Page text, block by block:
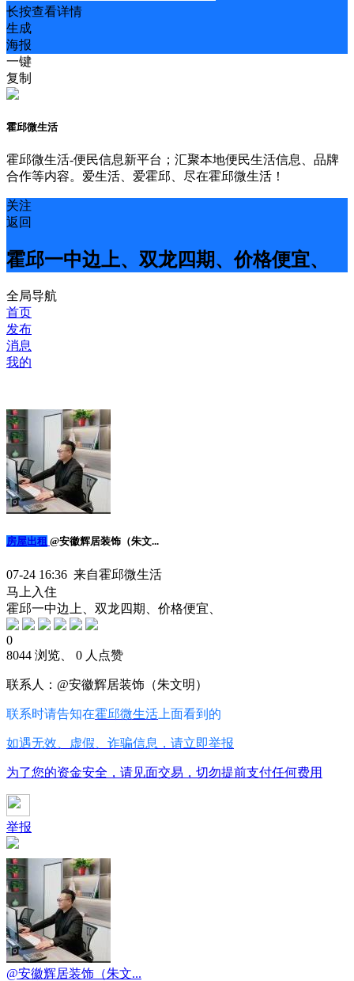
长按查看详情
生成
海报
一键
复制
霍邱微生活
霍邱微生活-便民信息新平台；汇聚本地便民生活信息、品牌
合作等内容。爱生活、爱霍邱、尽在霍邱微生活！
关注
返回
霍邱一中边上、双龙四期、价格便宜、
全局导航
首页
发布
消息
我的
房屋出租 @安徽辉居装饰（朱文...
07-24 16:36 来自霍邱微生活
马上入住
霍邱一中边上、双龙四期、价格便宜、
0
8044 浏览、 0 人点赞
联系人：@安徽辉居装饰（朱文明）
联系时请告知在霍邱微生活 上面看到的
如遇无效、虚假、诈骗信息，请立即举报
为了您的资金安全，请见面交易，切勿提前支付任何费用
举报
@安徽辉居装饰（朱文...